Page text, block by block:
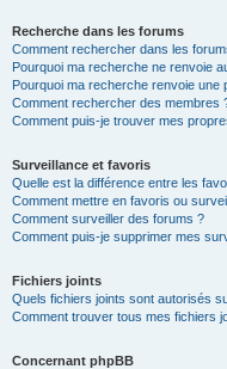
Recherche dans les forums
Comment rechercher dans les
Pourquoi ma recherche ne renvoie
Pourquoi ma recherche renvoie une
Comment rechercher des membres
Comment puis-je trouver mes
Surveillance et favoris
Quelle est la différence entre les
Comment mettre en favoris ou
Comment surveiller des forums ?
Comment puis-je supprimer mes
Fichiers joints
Quels fichiers joints sont autorisés
Comment trouver tous mes fichiers
Concernant phpBB